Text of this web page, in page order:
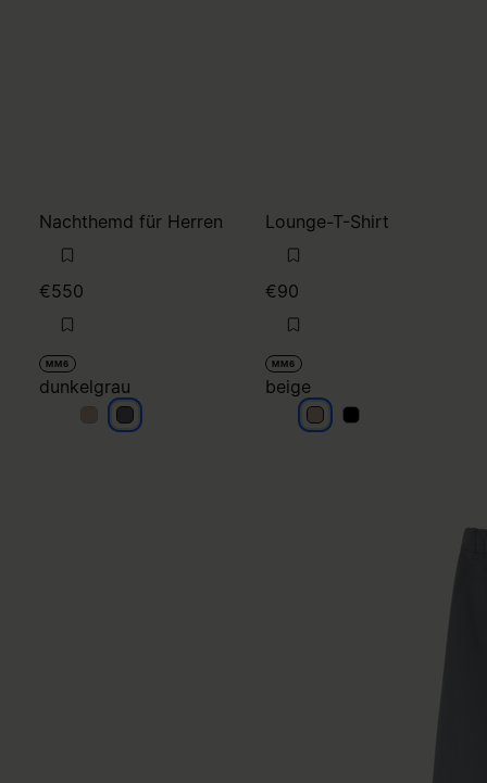
Nachthemd für Herren
€550
MM6
dunkelgrau
dunkelgrau
dunkelgrau
Lounge-T-Shirt
€90
MM6
beige
beigebeige